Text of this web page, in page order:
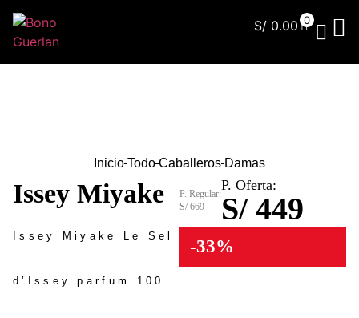
S/ 0.00 0
Inicio Todo Caballeros Damas
Issey Miyake
Issey Miyake Le Sel
d’Issey parfum 100
P. Regular:
S/ 669
P. Oferta:
S/ 449
-33%